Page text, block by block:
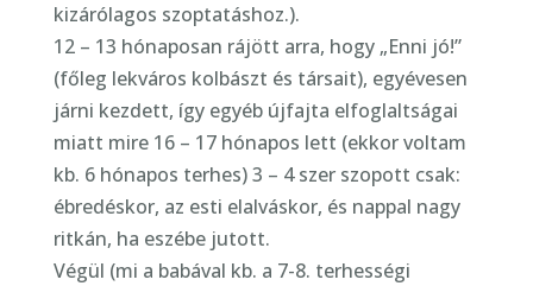
kizárólagos szoptatáshoz.).
12 – 13 hónaposan rájött arra, hogy „Enni jó!”
(főleg lekváros kolbászt és társait), egyévesen
járni kezdett, így egyéb újfajta elfoglaltságai
miatt mire 16 – 17 hónapos lett (ekkor voltam
kb. 6 hónapos terhes) 3 – 4 szer szopott csak:
ébredéskor, az esti elalváskor, és nappal nagy
ritkán, ha eszébe jutott.
Végül (mi a babával kb. a 7-8. terhességi